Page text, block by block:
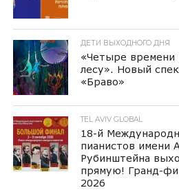
ДЕТИ ВЫХОДНОГО ДНЯ
«Четыре времени
лесу». Новый
«Браво»
TEL AVIV GLOBAL
18-й
пианистов имени
Рубинштейна
прямую! Гранд-
2026